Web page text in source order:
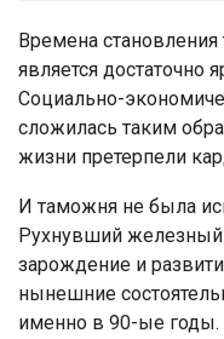
Времена
является достаточно
Социально-
сложилась таким
жизни претерпели
И таможня не была
Рухнувший железный
зарождение и
нынешние
именно в 90-ые